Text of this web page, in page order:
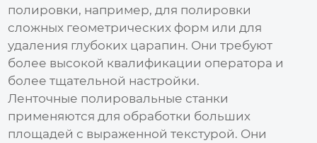
полировки, например, для полировки
сложных геометрических форм или для
удаления глубоких царапин. Они требуют
более высокой квалификации оператора и
более тщательной настройки.
Ленточные полировальные станки
применяются для обработки больших
площадей с выраженной текстурой. Они